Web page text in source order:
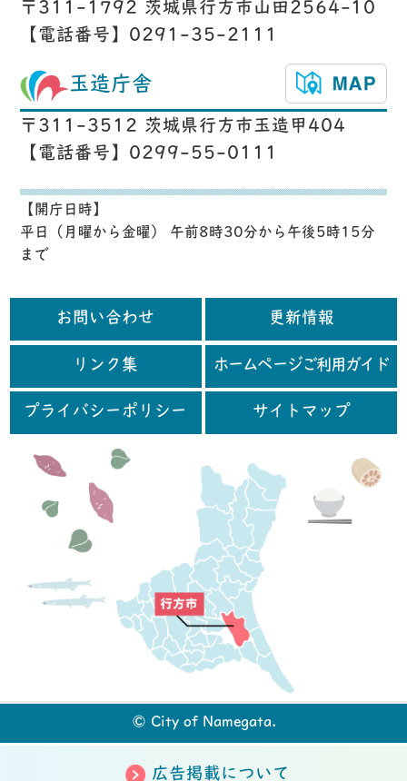
〒311-1792 茨城県行方市山田2564-10
【電話番号】0291-35-2111
玉造庁舎
〒311-3512 茨城県行方市玉造甲404
【電話番号】0299-55-0111
【開庁日時】
平日（月曜から金曜） 午前8時30分から午後5時15分
まで
お問い合わせ 更新情報
リンク集 ホームページご利用ガイド
プライバシーポリシー サイトマップ
© City of Namegata.
広告掲載について